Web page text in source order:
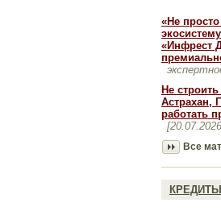
«Не
«Инфрест
Не
Астрахан,
работать
Все
КРЕДИТЫ